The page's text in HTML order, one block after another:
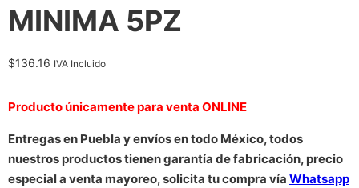
MINIMA 5PZ
$136.16 IVA Incluido
Producto únicamente para venta ONLINE
Entregas en Puebla y envíos en todo México, todos
nuestros productos tienen garantía de fabricación, precio
especial a venta mayoreo, solicita tu compra vía Whatsapp